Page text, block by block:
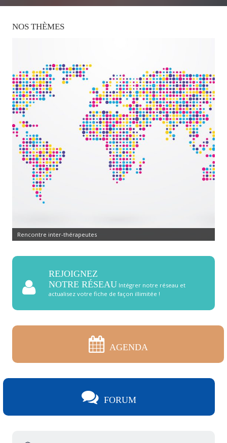
NOS THÈMES
Rencontre inter-thérapeutes
REJOIGNEZ
NOTRE RÉSEAU Intégrer notre réseau et
actualisez votre fiche de façon illimitée !
AGENDA
FORUM